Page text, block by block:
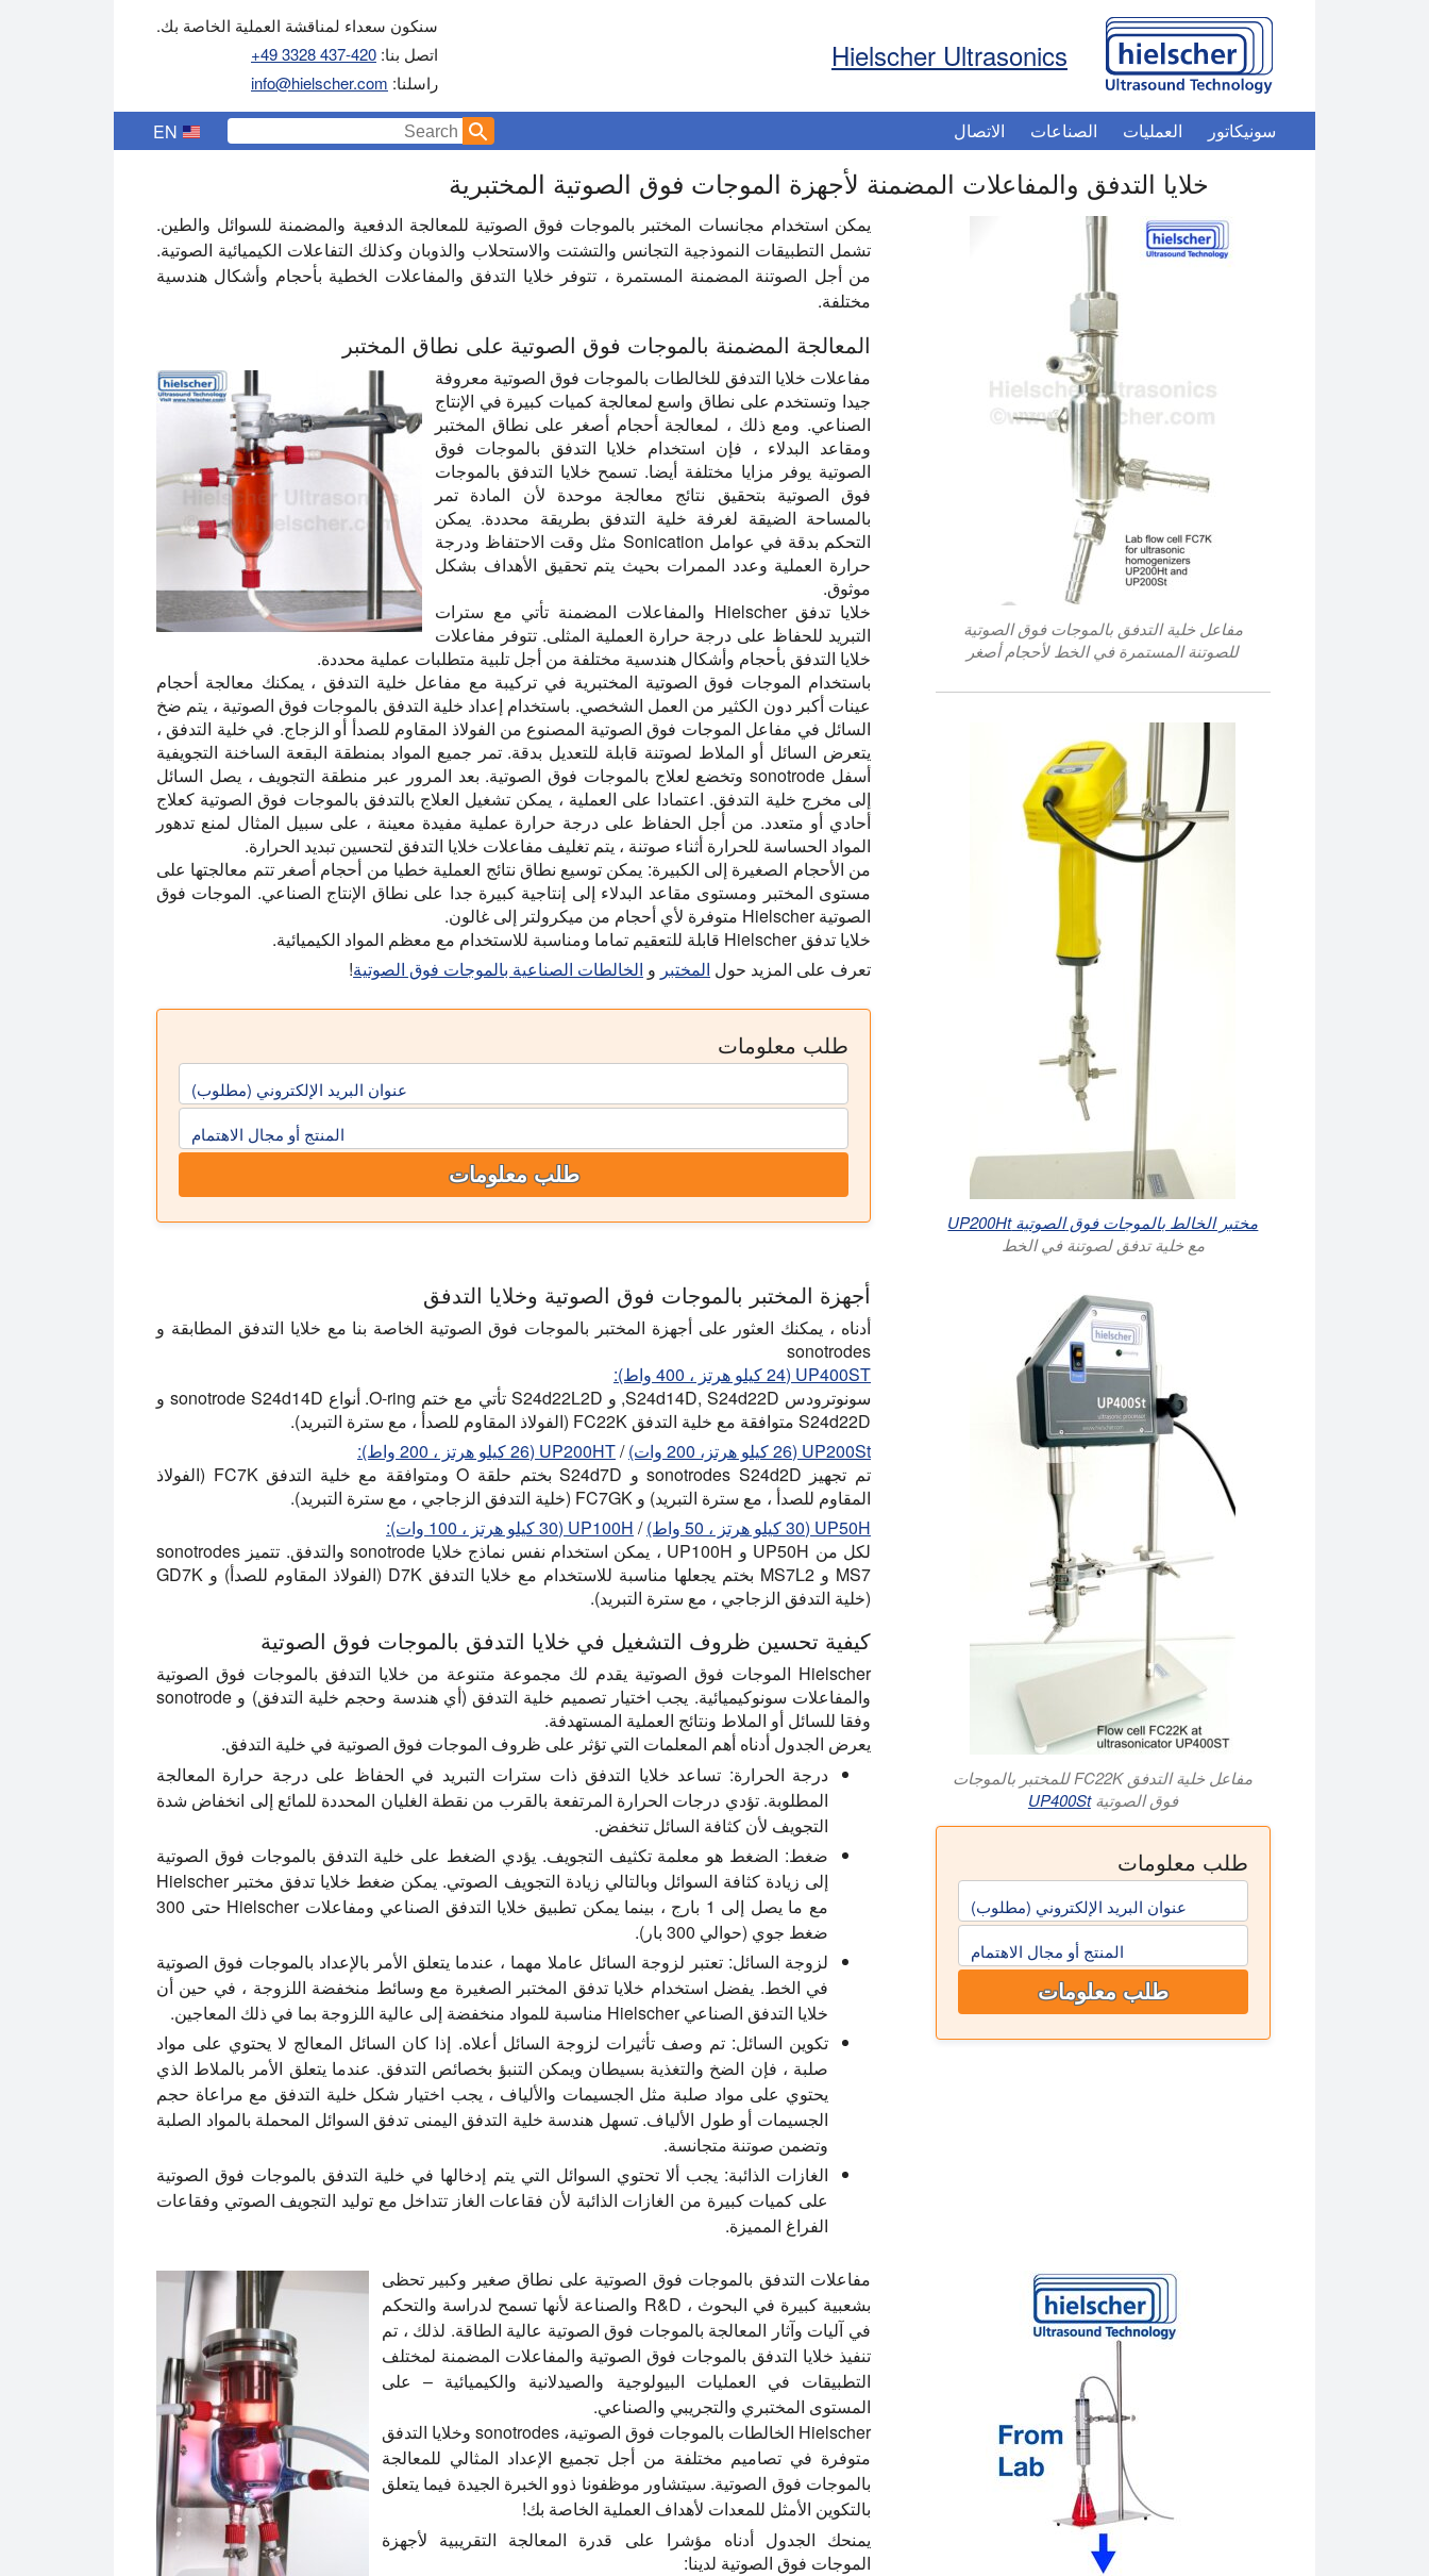
Hielscher Ultrasonics
سنكون سعداء لمناقشة العملية الخاصة بك.
اتصل بنا: +49 3328 437-420
راسلنا: info@hielscher.com
سونيكاتور العمليات الصناعات الاتصال EN
خلايا التدفق والمفاعلات المضمنة لأجهزة الموجات فوق الصوتية المختبرية
يمكن استخدام مجانسات المختبر بالموجات فوق الصوتية للمعالجة الدفعية والمضمنة للسوائل والطين.
تشمل التطبيقات النموذجية التجانس والتشتت والاستحلاب والذوبان وكذلك التفاعلات الكيميائية الصوتية.
من أجل الصوتنة المضمنة المستمرة ، تتوفر خلايا التدفق والمفاعلات الخطية بأحجام وأشكال هندسية
مختلفة.
المعالجة المضمنة بالموجات فوق الصوتية على نطاق المختبر
مفاعلات خلايا التدفق للخالطات بالموجات فوق الصوتية معروفة
جيدا وتستخدم على نطاق واسع لمعالجة كميات كبيرة في الإنتاج
الصناعي. ومع ذلك ، لمعالجة أحجام أصغر على نطاق المختبر
ومقاعد البدلاء ، فإن استخدام خلايا التدفق بالموجات فوق
الصوتية يوفر مزايا مختلفة أيضا. تسمح خلايا التدفق بالموجات
فوق الصوتية بتحقيق نتائج معالجة موحدة لأن المادة تمر
بالمساحة الضيقة لغرفة خلية التدفق بطريقة محددة. يمكن
التحكم بدقة في عوامل Sonication مثل وقت الاحتفاظ ودرجة
حرارة العملية وعدد الممرات بحيث يتم تحقيق الأهداف بشكل
موثوق.
خلايا تدفق Hielscher والمفاعلات المضمنة تأتي مع سترات
التبريد للحفاظ على درجة حرارة العملية المثلى. تتوفر مفاعلات
خلايا التدفق بأحجام وأشكال هندسية مختلفة من أجل تلبية متطلبات عملية محددة.
باستخدام الموجات فوق الصوتية المختبرية في تركيبة مع مفاعل خلية التدفق ، يمكنك معالجة أحجام
عينات أكبر دون الكثير من العمل الشخصي. باستخدام إعداد خلية التدفق بالموجات فوق الصوتية ، يتم ضخ
السائل في مفاعل الموجات فوق الصوتية المصنوع من الفولاذ المقاوم للصدأ أو الزجاج. في خلية التدفق ،
يتعرض السائل أو الملاط لصوتنة قابلة للتعديل بدقة. تمر جميع المواد بمنطقة البقعة الساخنة التجويفية
أسفل sonotrode وتخضع لعلاج بالموجات فوق الصوتية. بعد المرور عبر منطقة التجويف ، يصل السائل
إلى مخرج خلية التدفق. اعتمادا على العملية ، يمكن تشغيل العلاج بالتدفق بالموجات فوق الصوتية كعلاج
أحادي أو متعدد. من أجل الحفاظ على درجة حرارة عملية مفيدة معينة ، على سبيل المثال لمنع تدهور
المواد الحساسة للحرارة أثناء صوتنة ، يتم تغليف مفاعلات خلايا التدفق لتحسين تبديد الحرارة.
من الأحجام الصغيرة إلى الكبيرة: يمكن توسيع نطاق نتائج العملية خطيا من أحجام أصغر تتم معالجتها على
مستوى المختبر ومستوى مقاعد البدلاء إلى إنتاجية كبيرة جدا على نطاق الإنتاج الصناعي. الموجات فوق
الصوتية Hielscher متوفرة لأي أحجام من ميكرولتر إلى غالون.
خلايا تدفق Hielscher قابلة للتعقيم تماما ومناسبة للاستخدام مع معظم المواد الكيميائية.
تعرف على المزيد حول المختبر و الخالطات الصناعية بالموجات فوق الصوتية!
طلب معلومات
عنوان البريد الإلكتروني (مطلوب)
المنتج أو مجال الاهتمام
طلب معلومات
مفاعل خلية التدفق بالموجات فوق الصوتية
للصوتنة المستمرة في الخط لأحجام أصغر
مختبر الخالط بالموجات فوق الصوتية UP200Ht
مع خلية تدفق لصوتنة في الخط
أجهزة المختبر بالموجات فوق الصوتية وخلايا التدفق
أدناه ، يمكنك العثور على أجهزة المختبر بالموجات فوق الصوتية الخاصة بنا مع خلايا التدفق المطابقة و
sonotrodes
UP400ST (24 كيلو هرتز ، 400 واط):
سونوترودس S24d14D, S24d22D, و S24d22L2D تأتي مع ختم O-ring. أنواع sonotrode S24d14D و
S24d22D متوافقة مع خلية التدفق FC22K (الفولاذ المقاوم للصدأ ، مع سترة التبريد).
UP200St (26 كيلو هرتز، 200 وات)
/UP200HT (26 كيلو هرتز ، 200 واط):
تم تجهيز sonotrodes S24d2D و S24d7D بختم حلقة O ومتوافقة مع خلية التدفق FC7K (الفولاذ
المقاوم للصدأ ، مع سترة التبريد) و FC7GK (خلية التدفق الزجاجي ، مع سترة التبريد).
UP50H (30 كيلو هرتز ، 50 واط)
/ UP100H (30 كيلو هرتز ، 100 وات):
لكل من UP50H و UP100H ، يمكن استخدام نفس نماذج خلايا sonotrode والتدفق. تتميز sonotrodes
MS7 و MS7L2 بختم يجعلها مناسبة للاستخدام مع خلايا التدفق D7K (الفولاذ المقاوم للصدأ) و GD7K
(خلية التدفق الزجاجي ، مع سترة التبريد).
كيفية تحسين ظروف التشغيل في خلايا التدفق بالموجات فوق الصوتية
Hielscher الموجات فوق الصوتية يقدم لك مجموعة متنوعة من خلايا التدفق بالموجات فوق الصوتية
والمفاعلات سونوكيميائية. يجب اختيار تصميم خلية التدفق (أي هندسة وحجم خلية التدفق) و sonotrode
وفقا للسائل أو الملاط ونتائج العملية المستهدفة.
يعرض الجدول أدناه أهم المعلمات التي تؤثر على ظروف الموجات فوق الصوتية في خلية التدفق.
درجة الحرارة: تساعد خلايا التدفق ذات سترات التبريد في الحفاظ على درجة حرارة المعالجة
المطلوبة. تؤدي درجات الحرارة المرتفعة بالقرب من نقطة الغليان المحددة للمائع إلى انخفاض شدة
التجويف لأن كثافة السائل تنخفض.
ضغط: الضغط هو معلمة تكثيف التجويف. يؤدي الضغط على خلية التدفق بالموجات فوق الصوتية
إلى زيادة كثافة السوائل وبالتالي زيادة التجويف الصوتي. يمكن ضغط خلايا تدفق مختبر Hielscher
مع ما يصل إلى 1 بارج ، بينما يمكن تطبيق خلايا التدفق الصناعي ومفاعلات Hielscher حتى 300
ضغط جوي (حوالي 300 بار).
لزوجة السائل: تعتبر لزوجة السائل عاملا مهما ، عندما يتعلق الأمر بالإعداد بالموجات فوق الصوتية
في الخط. يفضل استخدام خلايا تدفق المختبر الصغيرة مع وسائط منخفضة اللزوجة ، في حين أن
خلايا التدفق الصناعي Hielscher مناسبة للمواد منخفضة إلى عالية اللزوجة بما في ذلك المعاجين.
تكوين السائل: تم وصف تأثيرات لزوجة السائل أعلاه. إذا كان السائل المعالج لا يحتوي على مواد
صلبة ، فإن الضخ والتغذية بسيطان ويمكن التنبؤ بخصائص التدفق. عندما يتعلق الأمر بالملاط الذي
يحتوي على مواد صلبة مثل الجسيمات والألياف ، يجب اختيار شكل خلية التدفق مع مراعاة حجم
الجسيمات أو طول الألياف. تسهل هندسة خلية التدفق اليمنى تدفق السوائل المحملة بالمواد الصلبة
وتضمن صوتنة متجانسة.
الغازات الذائبة: يجب ألا تحتوي السوائل التي يتم إدخالها في خلية التدفق بالموجات فوق الصوتية
على كميات كبيرة من الغازات الذائبة لأن فقاعات الغاز تتداخل مع توليد التجويف الصوتي وفقاعات
الفراغ المميزة.
مفاعل خلية التدفق FC22K للمختبر بالموجات
فوق الصوتيةUP400St
طلب معلومات
عنوان البريد الإلكتروني (مطلوب)
المنتج أو مجال الاهتمام
طلب معلومات
مفاعلات التدفق بالموجات فوق الصوتية على نطاق صغير وكبير تحظى
بشعبية كبيرة في البحوث ، R&D والصناعة لأنها تسمح لدراسة والتحكم
في آليات وآثار المعالجة بالموجات فوق الصوتية عالية الطاقة. لذلك ، تم
تنفيذ خلايا التدفق بالموجات فوق الصوتية والمفاعلات المضمنة لمختلف
التطبيقات في العمليات البيولوجية والصيدلانية والكيميائية – على
المستوى المختبري والتجريبي والصناعي.
Hielscher الخالطات بالموجات فوق الصوتية، sonotrodes وخلايا التدفق
متوفرة في تصاميم مختلفة من أجل تجميع الإعداد المثالي للمعالجة
بالموجات فوق الصوتية. سيتشاور موظفونا ذوو الخبرة الجيدة فيما يتعلق
بالتكوين الأمثل للمعدات لأهداف العملية الخاصة بك!
يمنحك الجدول أدناه مؤشرا على قدرة المعالجة التقريبية لأجهزة
الموجات فوق الصوتية لدينا: